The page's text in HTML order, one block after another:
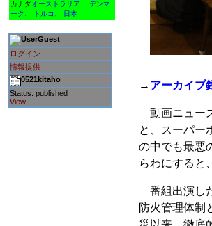
カナダオーストラリア
デンマ
ーク
トルコ 日本
Guest
ログイン
情報提供
0521kitaho
Status: published
View
→ アーカイブ
動画ニュー
と、スーパー
の中でも最悪
らわにすると
番組出演し
防火管理体制